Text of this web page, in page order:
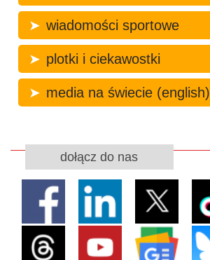
wiadomości sportowe
plotki i ciekawostki
media na świecie (english)
dołącz do nas